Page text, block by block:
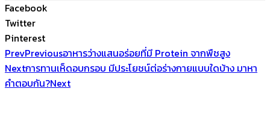
Facebook
Twitter
Pinterest
PrevPreviousอาหารว่างแสนอร่อยที่มี Protein จากพืชสูง
Nextการทานเห็ดอบกรอบ มีประโยชน์ต่อร่างกายแบบใดบ้าง มาหา
คำตอบกัน?Next